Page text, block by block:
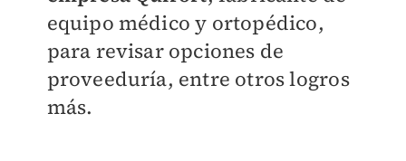
equipo médico y ortopédico,
para revisar opciones de
proveeduría, entre otros logros
más.